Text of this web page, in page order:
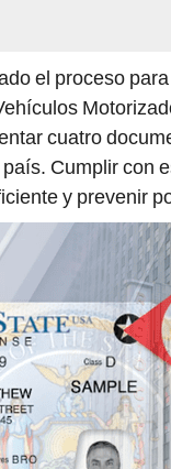
el proceso
cuatro
Cumplir con
y prevenir